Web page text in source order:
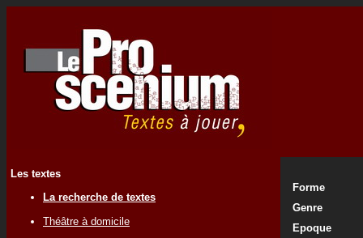
Les textes
La recherche de textes
Théâtre à domicile
Forme
Genre
Epoque